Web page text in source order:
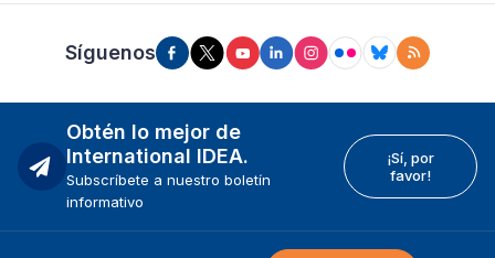
Síguenos
Obtén lo mejor de
International IDEA.
Subscríbete a nuestro boletín
informativo
¡Sí, por
favor!